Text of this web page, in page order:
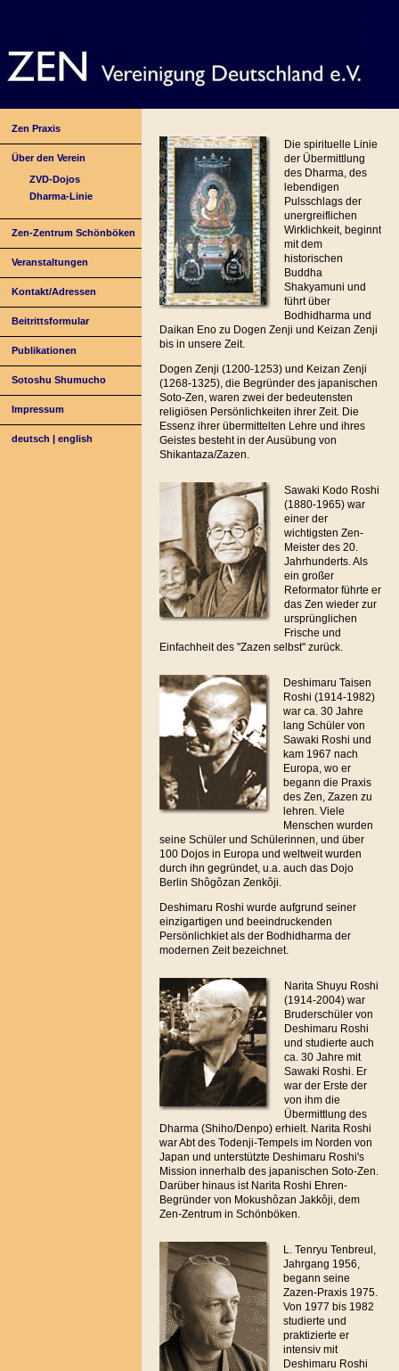
Zen Praxis
Über den Verein
ZVD-Dojos
Dharma-Linie
Zen-Zentrum Schönböken
Veranstaltungen
Kontakt/Adressen
Beitrittsformular
Publikationen
Sotoshu Shumucho
Impressum
deutsch |english
Die spirituelle Linie
der Übermittlung
des Dharma, des
lebendigen
Pulsschlags der
unergreiflichen
Wirklichkeit, beginnt
mit dem
historischen
Buddha
Shakyamuni und
führt über
Bodhidharma und
Daikan Eno zu Dogen Zenji und Keizan Zenji
bis in unsere Zeit.
Dogen Zenji (1200-1253) und Keizan Zenji
(1268-1325), die Begründer des japanischen
Soto-Zen, waren zwei der bedeutensten
religiösen Persönlichkeiten ihrer Zeit. Die
Essenz ihrer übermittelten Lehre und ihres
Geistes besteht in der Ausübung von
Shikantaza/Zazen.
Sawaki Kodo Roshi
(1880-1965) war
einer der
wichtigsten Zen-
Meister des 20.
Jahrhunderts. Als
ein großer
Reformator führte er
das Zen wieder zur
ursprünglichen
Frische und
Einfachheit des "Zazen selbst" zurück.
Deshimaru Taisen
Roshi (1914-1982)
war ca. 30 Jahre
lang Schüler von
Sawaki Roshi und
kam 1967 nach
Europa, wo er
begann die Praxis
des Zen, Zazen zu
lehren. Viele
Menschen wurden
seine Schüler und Schülerinnen, und über
100 Dojos in Europa und weltweit wurden
durch ihn gegründet, u.a. auch das Dojo
Berlin Shôgôzan Zenkôji.
Deshimaru Roshi wurde aufgrund seiner
einzigartigen und beeindruckenden
Persönlichkiet als der Bodhidharma der
modernen Zeit bezeichnet.
Narita Shuyu Roshi
(1914-2004) war
Bruderschüler von
Deshimaru Roshi
und studierte auch
ca. 30 Jahre mit
Sawaki Roshi. Er
war der Erste der
von ihm die
Übermittlung des
Dharma (Shiho/Denpo) erhielt. Narita Roshi
war Abt des Todenji-Tempels im Norden von
Japan und unterstützte Deshimaru Roshi's
Mission innerhalb des japanischen Soto-Zen.
Darüber hinaus ist Narita Roshi Ehren-
Begründer von Mokushôzan Jakkôji, dem
Zen-Zentrum in Schönböken.
L. Tenryu Tenbreul,
Jahrgang 1956,
begann seine
Zazen-Praxis 1975.
Von 1977 bis 1982
studierte und
praktizierte er
intensiv mit
Deshimaru Roshi